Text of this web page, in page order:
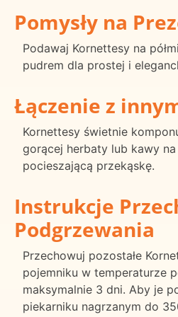
Pomysły na
Podawaj Kornettesy na
pudrem dla prostej i
Łączenie z
Kornettesy świetnie
gorącej herbaty lub kawy
pocieszającą przekąskę.
Instrukcje
Podgrzewania
Przechowuj pozostałe
pojemniku w temperaturze
maksymalnie 3 dni. Aby je
piekarniku nagrzanym do